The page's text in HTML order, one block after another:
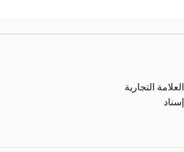
العلامة التجارية
إسناد